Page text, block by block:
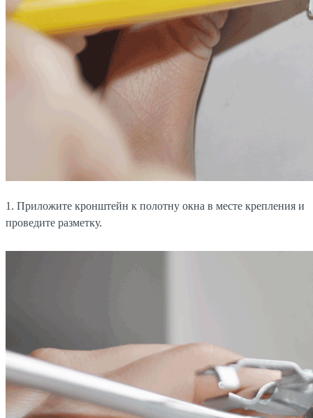
1. Приложите кронштейн к полотну окна в месте крепления и
проведите разметку.